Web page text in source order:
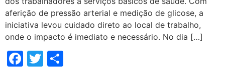
aferição de pressão arterial e medição de glicose, a
iniciativa levou cuidado direto ao local de trabalho,
onde o impacto é imediato e necessário. No dia […]
Facebook
Twitter